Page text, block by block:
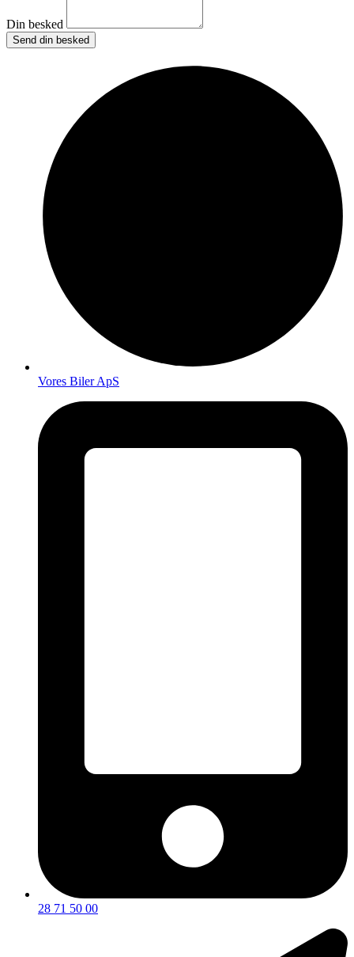
Din besked
Send din besked
Vores Biler ApS
28 71 50 00